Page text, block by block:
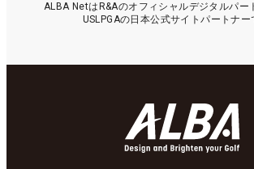
ALBA NetはR&Aのオフィシャルデジタルパー
USLPGAの日本公式サイトパートナー